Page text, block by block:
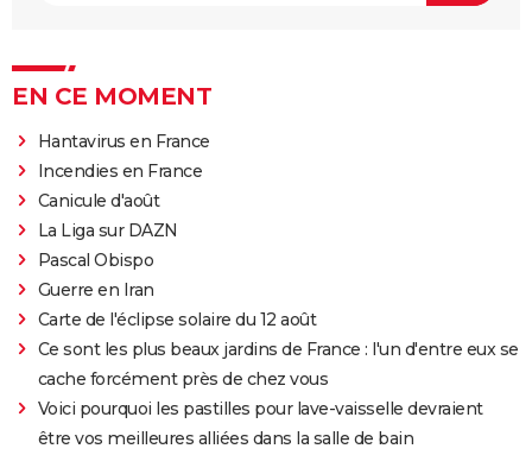
EN CE MOMENT
Hantavirus en France
Incendies en France
Canicule d'août
La Liga sur DAZN
Pascal Obispo
Guerre en Iran
Carte de l'éclipse solaire du 12 août
Ce sont les plus beaux jardins de France : l'un d'entre eux se
cache forcément près de chez vous
Voici pourquoi les pastilles pour lave-vaisselle devraient
être vos meilleures alliées dans la salle de bain